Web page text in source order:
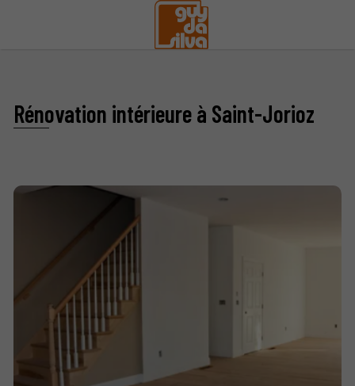
Rénovation intérieure à Saint-Jorioz